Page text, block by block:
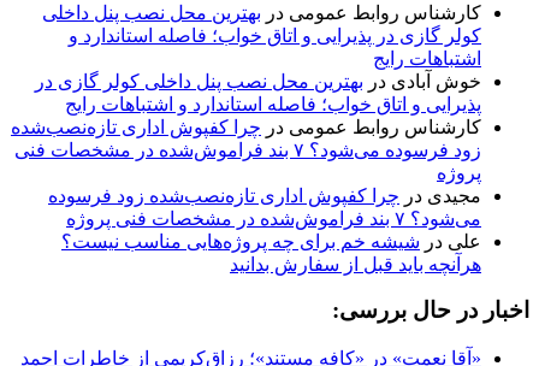
کارشناس روابط عمومی در بهترین محل نصب پنل داخلی
کولر گازی در پذیرایی و اتاق خواب؛ فاصله استاندارد و
اشتباهات رایج
خوش آبادی در بهترین محل نصب پنل داخلی کولر گازی در
پذیرایی و اتاق خواب؛ فاصله استاندارد و اشتباهات رایج
کارشناس روابط عمومی در چرا کفپوش اداری تازه‌نصب‌شده
زود فرسوده می‌شود؟ ۷ بند فراموش‌شده در مشخصات فنی
پروژه
مجیدی در چرا کفپوش اداری تازه‌نصب‌شده زود فرسوده
می‌شود؟ ۷ بند فراموش‌شده در مشخصات فنی پروژه
علی در شیشه خم برای چه پروژه‌هایی مناسب نیست؟
هرآنچه باید قبل از سفارش بدانید
اخبار در حال بررسی:
«آقا نعمت» در «کافه مستند»؛ رزاق‌کریمی از خاطرات احمد